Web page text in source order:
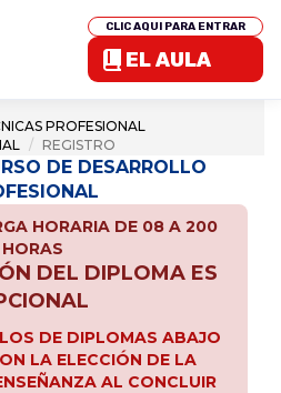
CLIC AQUI PARA ENTRAR
EL AULA
PROFESIONAL
REGISTRO
DE DESARROLLO
HORARIA DE 08 A 200
HORAS
DEL DIPLOMA ES
DE DIPLOMAS ABAJO
LA ELECCIÓN DE LA
AL CONCLUIR